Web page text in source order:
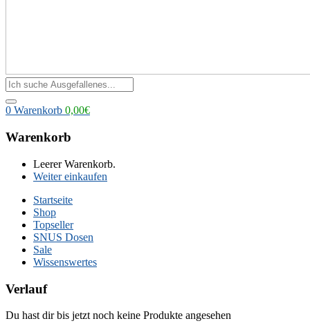
0 Warenkorb 0,00€
Warenkorb
Leerer Warenkorb.
Weiter einkaufen
Startseite
Shop
Topseller
SNUS Dosen
Sale
Wissenswertes
Verlauf
Du hast dir bis jetzt noch keine Produkte angesehen